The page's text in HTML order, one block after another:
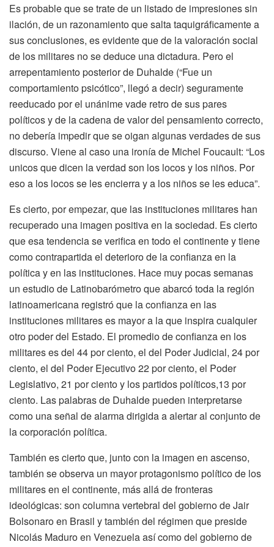
Es probable que se trate de un listado de impresiones sin
ilación, de un razonamiento que salta taquigráficamente a
sus conclusiones, es evidente que de la valoración social
de los militares no se deduce una dictadura. Pero el
arrepentamiento posterior de Duhalde (“Fue un
comportamiento psicótico”, llegó a decir) seguramente
reeducado por el unánime vade retro de sus pares
políticos y de la cadena de valor del pensamiento correcto,
no debería impedir que se oigan algunas verdades de sus
discurso. Viene al caso una ironía de Michel Foucault: “Los
unicos que dicen la verdad son los locos y los niños. Por
eso a los locos se les encierra y a los niños se les educa”.
Es cierto, por empezar, que las instituciones militares han
recuperado una imagen positiva en la sociedad. Es cierto
que esa tendencia se verifica en todo el continente y tiene
como contrapartida el deterioro de la confianza en la
política y en las instituciones. Hace muy pocas semanas
un estudio de Latinobarómetro que abarcó toda la región
latinoamericana registró que la confianza en las
instituciones militares es mayor a la que inspira cualquier
otro poder del Estado. El promedio de confianza en los
militares es del 44 por ciento, el del Poder Judicial, 24 por
ciento, el del Poder Ejecutivo 22 por ciento, el Poder
Legislativo, 21 por ciento y los partidos políticos,13 por
ciento. Las palabras de Duhalde pueden interpretarse
como una señal de alarma dirigida a alertar al conjunto de
la corporación política.
También es cierto que, junto con la imagen en ascenso,
también se observa un mayor protagonismo político de los
militares en el continente, más allá de fronteras
ideológicas: son columna vertebral del gobierno de Jair
Bolsonaro en Brasil y también del régimen que preside
Nicolás Maduro en Venezuela así como del gobierno de